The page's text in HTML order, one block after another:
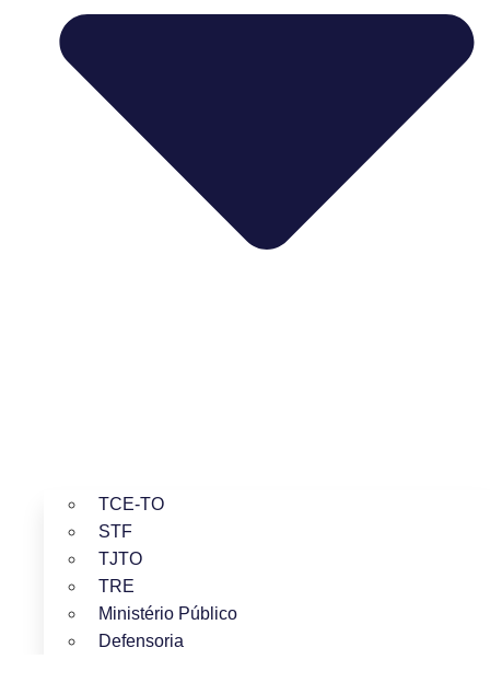
TCE-TO
STF
TJTO
TRE
Ministério Público
Defensoria